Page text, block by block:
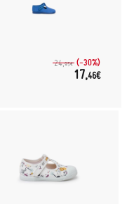
24,95€ (-30%)
17,46€